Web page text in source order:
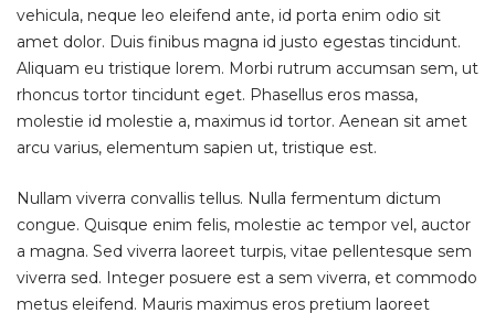
vehicula, neque leo eleifend ante, id porta enim odio sit
amet dolor. Duis finibus magna id justo egestas tincidunt.
Aliquam eu tristique lorem. Morbi rutrum accumsan sem, ut
rhoncus tortor tincidunt eget. Phasellus eros massa,
molestie id molestie a, maximus id tortor. Aenean sit amet
arcu varius, elementum sapien ut, tristique est.
Nullam viverra convallis tellus. Nulla fermentum dictum
congue. Quisque enim felis, molestie ac tempor vel, auctor
a magna. Sed viverra laoreet turpis, vitae pellentesque sem
viverra sed. Integer posuere est a sem viverra, et commodo
metus eleifend. Mauris maximus eros pretium laoreet